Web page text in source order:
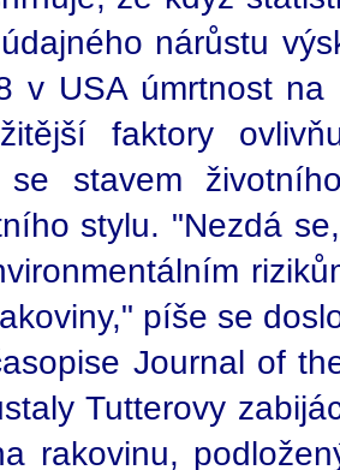
nárůstu
v USA úmrtnost
faktory
se stavem
stylu. "Nezdá
píše se
Journal of
Tutterovy
rakovinu,